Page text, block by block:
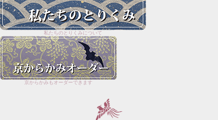
私たちのとりくみについて
京からかみもオーダーできます